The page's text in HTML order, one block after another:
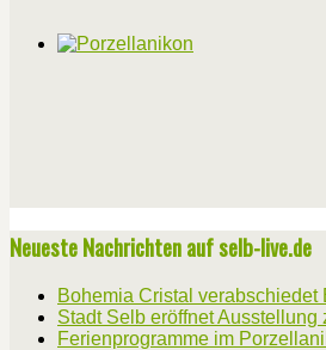
Neueste Nachrichten auf selb-live.de
Bohemia Cristal
Stadt Selb eröffnet
Ferienprogramme im